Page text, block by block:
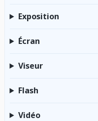
Exposition
Écran
Viseur
Flash
Vidéo